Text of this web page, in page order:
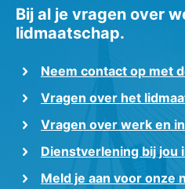
Bij al je vragen over
lidmaatschap.
Neem contact op met
Vragen over het
Vragen over werk en
Dienstverlening bij jou
Meld je aan voor onze